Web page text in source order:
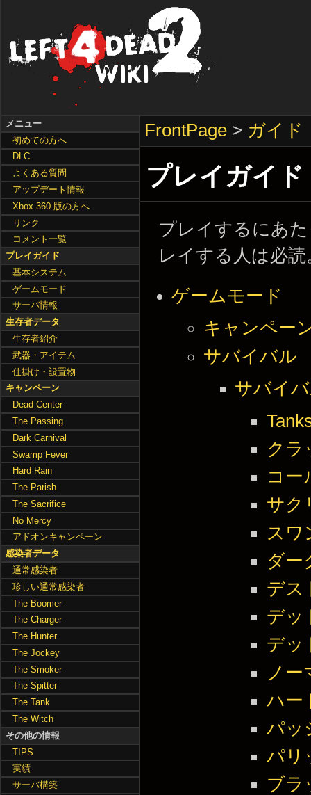
FrontPage > ガイド
プレイガイド
プレイするにあ
レイする人は必読
ゲームモード
キャンペー
サバイバル
サバイ
クラ
コー
サク
スワ
ダー
デス
デッ
デッ
ノ
ハー
パッ
パリ
ブラ
メニュー
初めての方へ
DLC
よくある質問
アップデート情報
Xbox 360 版の方へ
リンク
コメント一覧
プレイガイド
基本システム
ゲームモード
サーバ情報
生存者データ
生存者紹介
武器・アイテム
仕掛け・設置物
キャンペーン
Dead Center
The Passing
Dark Carnival
Swamp Fever
Hard Rain
The Parish
The Sacrifice
No Mercy
アドオンキャンペーン
感染者データ
通常感染者
珍しい通常感染者
The Boomer
The Charger
The Hunter
The Jockey
The Smoker
The Spitter
The Tank
The Witch
その他の情報
TIPS
実績
サーバ構築